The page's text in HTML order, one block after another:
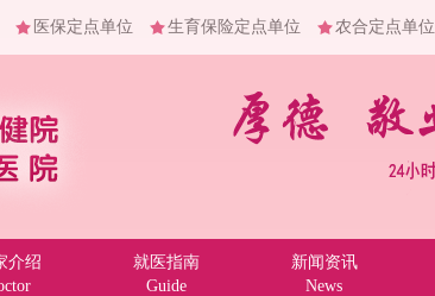
医保定点单位 生育保险定点单位 农合定点单位
介绍
就医指南
Guide
新闻资讯
News